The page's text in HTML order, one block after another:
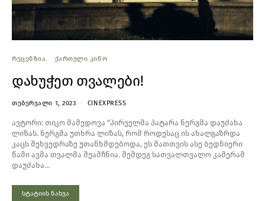
ᲠᲔᲪᲔᲜᲖᲘᲐ ᲥᲐᲠᲗᲣᲚᲘ ᲙᲘᲜᲝ
დახუჭეთ თვალები!
ᲗᲔᲑᲔᲠᲕᲐᲚᲘ 1, 2023 CINEXPRESS
ავტორი: თიკო მამედოვა “პირველმა პატარა ნერგმა დაუძახა
ლიზას. ნერგმა უთხრა ლიზას, რომ როდესაც ის ახალგაზრდა
კაცს შეხვედრაზე უთანხმდებოდა, ეს მათთვის ასე ბედნიერი
წამი ავმა თვალმა შეამჩნია. შემდეგ სათვალთვალო კამერამ
დაუძახა…
სტატიის ნახვა